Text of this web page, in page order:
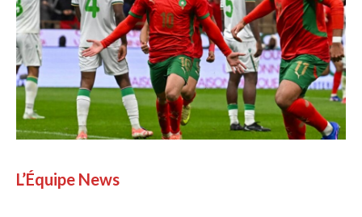
L’Équipe News